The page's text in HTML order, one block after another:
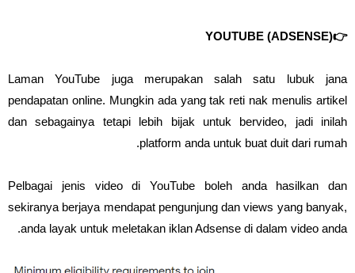
👉YOUTUBE (ADSENSE)
Laman YouTube juga merupakan salah satu lubuk jana
pendapatan online. Mungkin ada yang tak reti nak menulis artikel
dan sebagainya tetapi lebih bijak untuk bervideo, jadi inilah
platform anda untuk buat duit dari rumah.
Pelbagai jenis video di YouTube boleh anda hasilkan dan
sekiranya berjaya mendapat pengunjung dan views yang banyak,
anda layak untuk meletakan iklan Adsense di dalam video anda.